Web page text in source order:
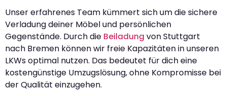
Unser erfahrenes Team kümmert sich um die sichere
Verladung deiner Möbel und persönlichen
Gegenstände. Durch die Beiladung von Stuttgart
nach Bremen können wir freie Kapazitäten in unseren
LKWs optimal nutzen. Das bedeutet für dich eine
kostengünstige Umzugslösung, ohne Kompromisse bei
der Qualität einzugehen.